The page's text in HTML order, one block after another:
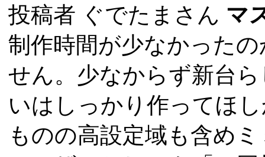
投稿者 ぐでたまさん マ
制作時間が少なかった
せん。少なからず新台
いはしっかり作ってほ
ものの高設定域も含め